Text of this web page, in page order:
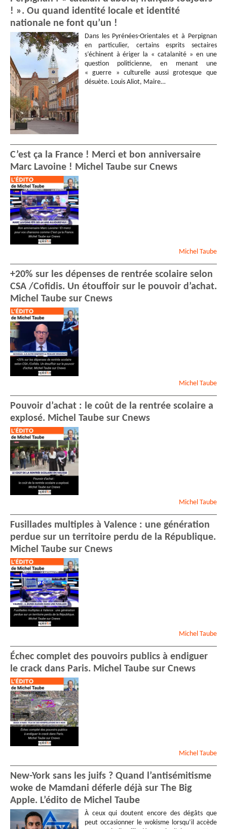
! ». Ou quand identité locale et identité
nationale ne font qu’un !
Dans les Pyrénées-Orientales et à Perpignan
en particulier, certains esprits sectaires
s’échinent à ériger la « catalanité » en une
question politicienne, en menant une
« guerre » culturelle aussi grotesque que
désuète. Louis Aliot, Maire…
C’est ça la France ! Merci et bon anniversaire
Marc Lavoine ! Michel Taube sur Cnews
Michel Taube
+20% sur les dépenses de rentrée scolaire selon
CSA /Cofidis. Un étouffoir sur le pouvoir d’achat.
Michel Taube sur Cnews
Michel Taube
Pouvoir d’achat : le coût de la rentrée scolaire a
explosé. Michel Taube sur Cnews
Michel Taube
Fusillades multiples à Valence : une génération
perdue sur un territoire perdu de la République.
Michel Taube sur Cnews
Michel Taube
Échec complet des pouvoirs publics à endiguer
le crack dans Paris. Michel Taube sur Cnews
Michel Taube
New-York sans les juifs ? Quand l’antisémitisme
woke de Mamdani déferle déjà sur The Big
Apple. L’édito de Michel Taube
À ceux qui doutent encore des dégâts que
peut occasionner le wokisme lorsqu’il accède